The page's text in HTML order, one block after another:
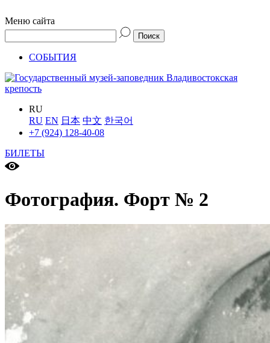
Меню сайта
СОБЫТИЯ
RU
RU EN 日本 中文 한국어
+7 (924) 128-40-08
БИЛЕТЫ
Фотография. Форт № 2